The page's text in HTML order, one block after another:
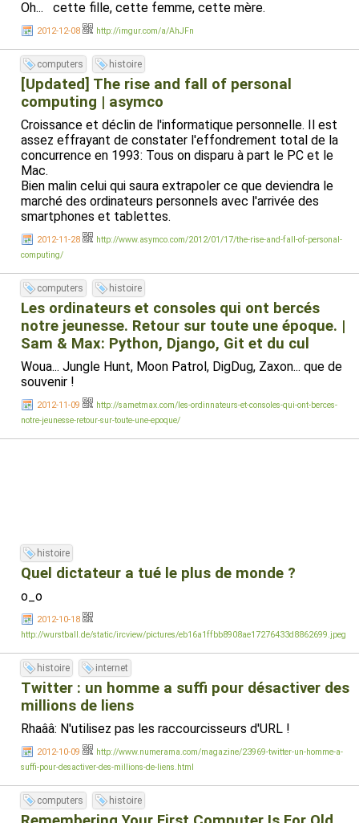
Oh... cette fille, cette femme, cette mère.
2012-12-08 http://imgur.com/a/AhJFn
computers histoire
[Updated] The rise and fall of personal
computing | asymco
Croissance et déclin de l'informatique personnelle. Il est
assez effrayant de constater l'effondrement total de la
concurrence en 1993: Tous on disparu à part le PC et le
Mac.
Bien malin celui qui saura extrapoler ce que deviendra le
marché des ordinateurs personnels avec l'arrivée des
smartphones et tablettes.
2012-11-28
http://www.asymco.com/2012/01/17/the-rise-and-fall-of-personal-
computing/
computers histoire
Les ordinateurs et consoles qui ont bercés
notre jeunesse. Retour sur toute une époque. |
Sam & Max: Python, Django, Git et du cul
Woua... Jungle Hunt, Moon Patrol, DigDug, Zaxon... que de
souvenir !
2012-11-09
http://sametmax.com/les-ordinnateurs-et-consoles-qui-ont-berces-
notre-jeunesse-retour-sur-toute-une-epoque/
histoire
Quel dictateur a tué le plus de monde ?
o_o
2012-10-18
http://wurstball.de/static/ircview/pictures/eb16a1ffbb8908ae17276433d8862699.jpeg
histoire internet
Twitter : un homme a suffi pour désactiver des
millions de liens
Rhaââ: N'utilisez pas les raccourcisseurs d'URL !
2012-10-09
http://www.numerama.com/magazine/23969-twitter-un-homme-a-
suffi-pour-desactiver-des-millions-de-liens.html
computers histoire